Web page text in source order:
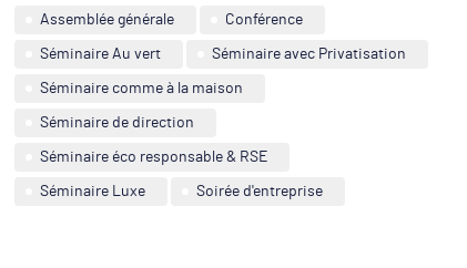
Assemblée générale Conférence
Séminaire Au vert Séminaire avec Privatisation
Séminaire comme à la maison
Séminaire de direction
Séminaire éco responsable & RSE
Séminaire Luxe Soirée d'entreprise